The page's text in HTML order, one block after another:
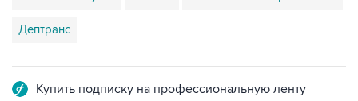
Дептранс
Купить подписку на профессиональную ленту